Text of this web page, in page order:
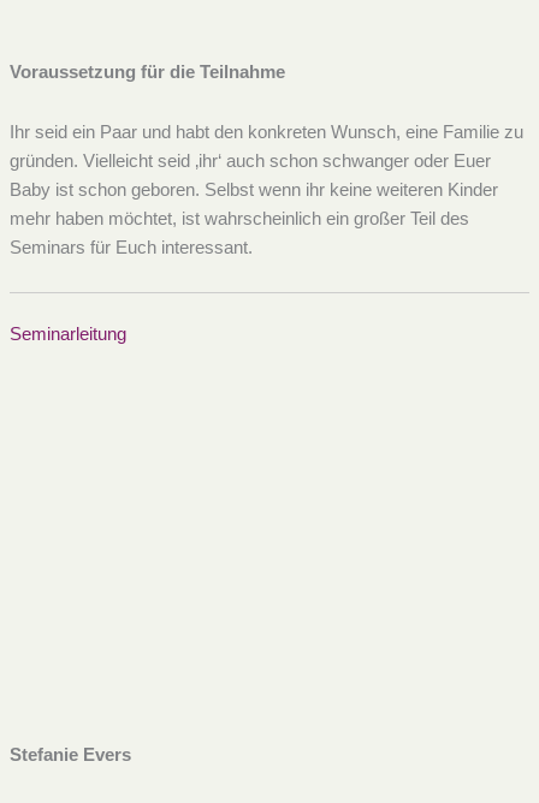
Voraussetzung für die Teilnahme
Ihr seid ein Paar und habt den konkreten Wunsch, eine Familie zu
gründen. Vielleicht seid ‚ihr‘ auch schon schwanger oder Euer
Baby ist schon geboren. Selbst wenn ihr keine weiteren Kinder
mehr haben möchtet, ist wahrscheinlich ein großer Teil des
Seminars für Euch interessant.
Seminarleitung
Stefanie Evers